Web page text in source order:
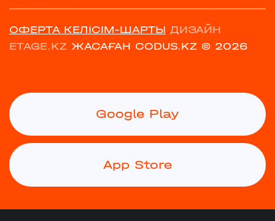
ОФЕРТА КЕЛІСІМ-ШАРТЫ ДИЗАЙН
ETAGE.KZ ЖАСАҒАН CODUS.KZ © 2026
Google Play
App Store